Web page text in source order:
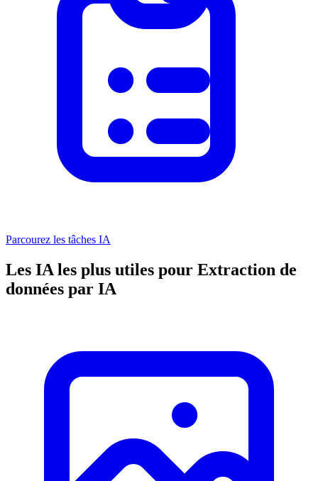
Parcourez les tâches IA
Les IA les plus utiles pour Extraction de
données par IA